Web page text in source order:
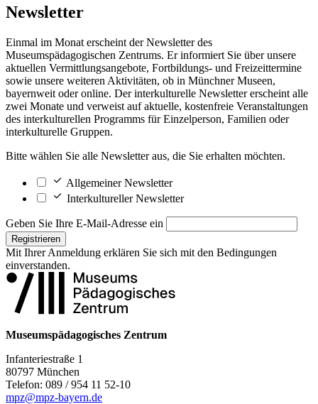
Newsletter
Einmal im Monat erscheint der Newsletter des
Museumspädagogischen Zentrums. Er informiert Sie über unsere
aktuellen Vermittlungsangebote, Fortbildungs- und Freizeittermine
sowie unsere weiteren Aktivitäten, ob in Münchner Museen,
bayernweit oder online. Der interkulturelle Newsletter erscheint alle
zwei Monate und verweist auf aktuelle, kostenfreie Veranstaltungen
des interkulturellen Programms für Einzelperson, Familien oder
interkulturelle Gruppen.
Bitte wählen Sie alle Newsletter aus, die Sie erhalten möchten.
Allgemeiner Newsletter
Interkultureller Newsletter
Geben Sie Ihre E-Mail-Adresse ein
Registrieren
Mit Ihrer Anmeldung erklären Sie sich mit den Bedingungen
einverstanden.
Museumspädagogisches Zentrum
Infanteriestraße 1
80797 München
Telefon: 089 / 954 11 52-10
mpz@mpz-bayern.de